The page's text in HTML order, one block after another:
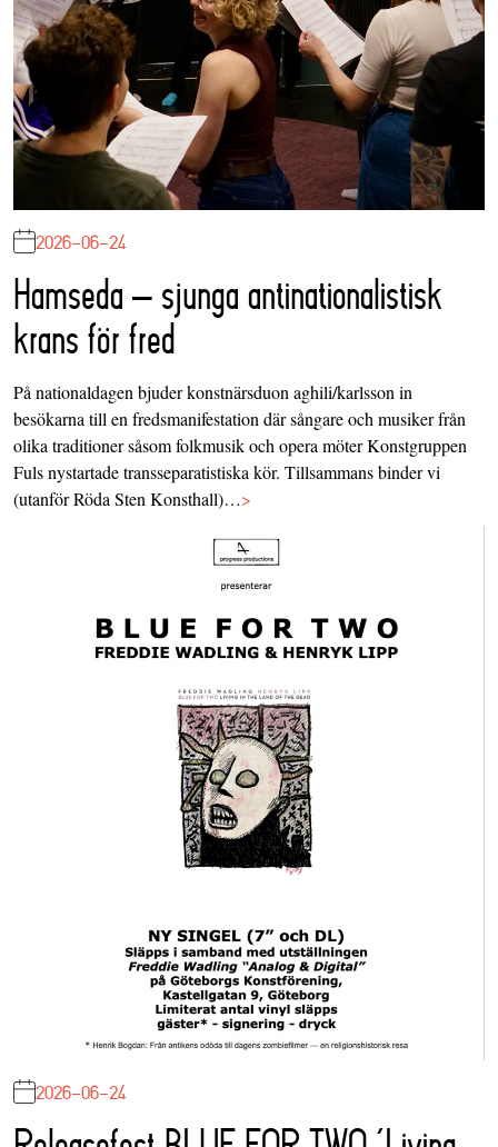
2026-06-24
Hamseda – sjunga antinationalistisk
krans för fred
På nationaldagen bjuder konstnärsduon aghili/karlsson in
besökarna till en fredsmanifestation där sångare och musiker från
olika traditioner såsom folkmusik och opera möter Konstgruppen
Fuls nystartade transseparatistiska kör. Tillsammans binder vi
(utanför Röda Sten Konsthall)…>
2026-06-24